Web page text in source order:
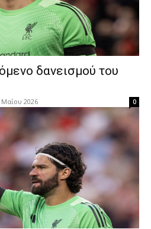
δανεισμού του
Μαΐου 2026 0